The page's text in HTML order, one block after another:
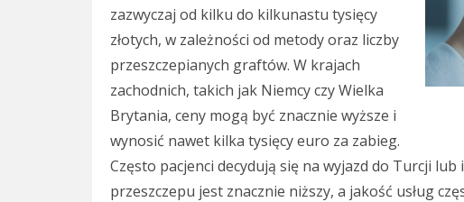
zazwyczaj od kilku do kilkunastu tysięcy
złotych, w zależności od metody oraz liczby
przeszczepianych graftów. W krajach
zachodnich, takich jak Niemcy czy Wielka
Brytania, ceny mogą być znacznie wyższe i
wynosić nawet kilka tysięcy euro za zabieg.
Często pacjenci decydują się na wyjazd do Turcji
przeszczepu jest znacznie niższy, a jakość usług